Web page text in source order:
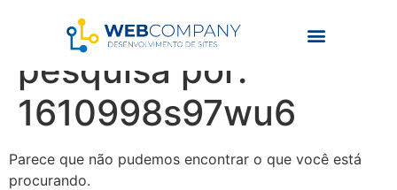
Resultados da
pesquisa por:
1610998s97wu6
Parece que não pudemos encontrar o que você está
procurando.